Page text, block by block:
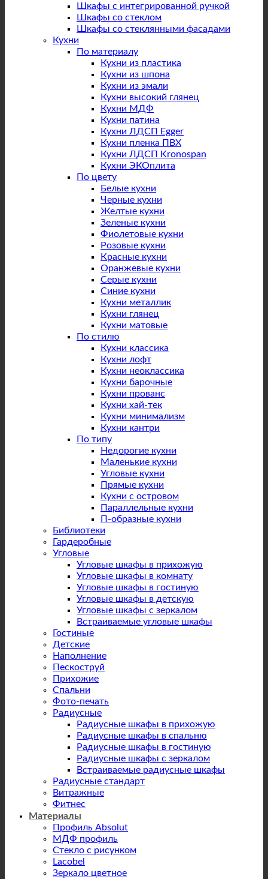
Шкафы с интегрированной ручкой
Шкафы со стеклом
Шкафы со стеклянными фасадами
Кухни
По материалу
Кухни из пластика
Кухни из шпона
Кухни из эмали
Кухни высокий глянец
Кухни МДФ
Кухни патина
Кухни ЛДСП Egger
Кухни пленка ПВХ
Кухни ЛДСП Kronospan
Кухни ЭКОплита
По цвету
Белые кухни
Черные кухни
Желтые кухни
Зеленые кухни
Фиолетовые кухни
Розовые кухни
Красные кухни
Оранжевые кухни
Серые кухни
Синие кухни
Кухни металлик
Кухни глянец
Кухни матовые
По стилю
Кухни классика
Кухни лофт
Кухни неоклассика
Кухни барочные
Кухни прованс
Кухни хай-тек
Кухни минимализм
Кухни кантри
По типу
Недорогие кухни
Маленькие кухни
Угловые кухни
Прямые кухни
Кухни с островом
Параллельные кухни
П-образные кухни
Библиотеки
Гардеробные
Угловые
Угловые шкафы в прихожую
Угловые шкафы в комнату
Угловые шкафы в гостиную
Угловые шкафы в детскую
Угловые шкафы с зеркалом
Встраиваемые угловые шкафы
Гостиные
Детские
Наполнение
Пескоструй
Прихожие
Спальни
Фото-печать
Радиусные
Радиусные шкафы в прихожую
Радиусные шкафы в спальню
Радиусные шкафы в гостиную
Радиусные шкафы с зеркалом
Встраиваемые радиусные шкафы
Радиусные стандарт
Витражные
Фитнес
Материалы
Профиль Absolut
МДФ профиль
Стекло с рисунком
Lacobel
Зеркало цветное